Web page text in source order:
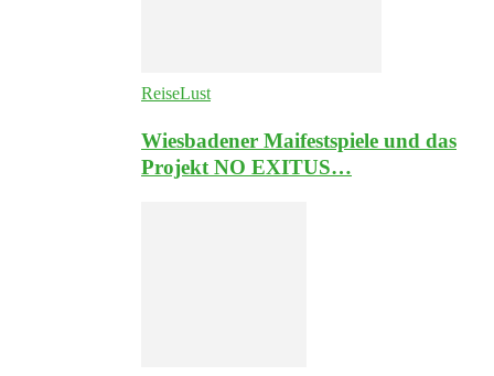
ReiseLust
Wiesbadener Maifestspiele und das
Projekt NO EXITUS…